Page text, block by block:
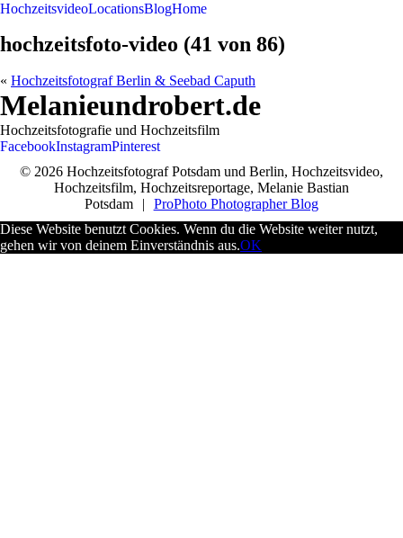
HochzeitsvideoLocationsBlogHome
hochzeitsfoto-video (41 von 86)
« Hochzeitsfotograf Berlin & Seebad Caputh
Melanieundrobert.de
Hochzeitsfotografie und Hochzeitsfilm
FacebookInstagramPinterest
© 2026 Hochzeitsfotograf Potsdam und Berlin, Hochzeitsvideo,
Hochzeitsfilm, Hochzeitsreportage, Melanie Bastian
Potsdam
|
ProPhoto Photographer Blog
Diese Website benutzt Cookies. Wenn du die Website weiter nutzt,
gehen wir von deinem Einverständnis aus.OK